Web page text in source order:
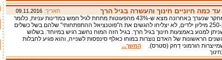
כמה חיוניים חינוך והעשרה בגיל הרך תאריך: 09.11.2016
מחקר שנערך באחרונה מצא ש-43% מהפעוטות מתחת לגיל חמש במדינות עניות, כלומר
כ-250 מיליון ילדים, לא יצליחו להגשים את ה"פוטנציאל ההתפתחותי" שלהם בשל כשלים
למנוע באמצעות חינוך בגיל הרך. בגיל הזה המוח נחשב רגיש במיוחד. בשלוש
הראשונות של האדם נוצרות במוחו כאלף סינפסות לשנייה, והוא פגיע לחבלות
הורמוני דְחק (סטרס).המשך...